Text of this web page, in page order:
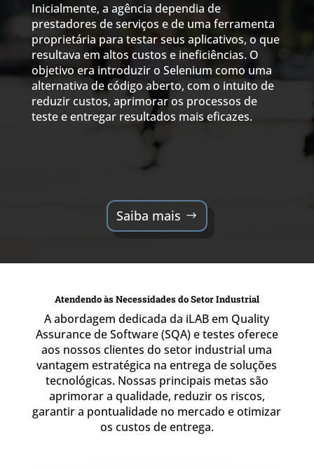
Inicialmente, a agência dependia de
prestadores de serviços e de uma ferramenta
proprietária para testar seus aplicativos, o que
resultava em altos custos e ineficiências. O
objetivo era introduzir o Selenium como uma
alternativa de código aberto, com o intuito de
reduzir custos, aprimorar os processos de
teste e entregar resultados mais eficazes.
Saiba mais
Atendendo às Necessidades do Setor Industrial
A abordagem dedicada da iLAB em Quality
Assurance de Software (SQA) e testes oferece
aos nossos clientes do setor industrial uma
vantagem estratégica na entrega de soluções
tecnológicas. Nossas principais metas são
aprimorar a qualidade, reduzir os riscos,
garantir a pontualidade no mercado e otimizar
os custos de entrega.